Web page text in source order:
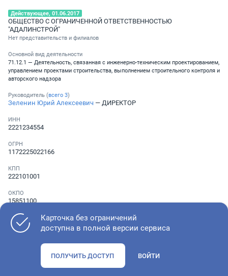
Действующее, 01.06.2017
ОБЩЕСТВО С ОГРАНИЧЕННОЙ ОТВЕТСТВЕННОСТЬЮ
"АДАЛИНСТРОЙ"
Нет представительств и филиалов
Основной вид деятельности
71.12.1 — Деятельность, связанная с инженерно-техническим проектированием,
управлением проектами строительства, выполнением строительного контроля и
авторского надзора
Руководитель (всего 3)
Зеленин Юрий Алексеевич — ДИРЕКТОР
ИНН
2221234554
ОГРН
1172225022166
КПП
222101001
ОКПО
15851100
Телефон
░ ░░░ ░░░░░░░,░ ░░░ ░░░░░░░
Как оценить состояние компании
Карточка без ограничений
доступна в полной версии сервиса
ПОЛУЧИТЬ ДОСТУП ВОЙТИ